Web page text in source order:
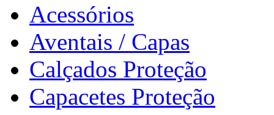
Acessórios
Aventais / Capas
Calçados Proteção
Capacetes Proteção